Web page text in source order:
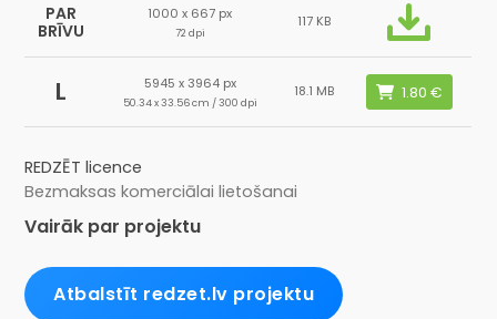
PAR
BRĪVU
1000 x 667 px
72 dpi
117 KB
L 5945 x 3964 px
50.34 x 33.56 cm / 300 dpi
18.1 MB
REDZĒT licence
Bezmaksas komerciālai lietošanai
Vairāk par projektu
Atbalstīt redzet.lv projektu